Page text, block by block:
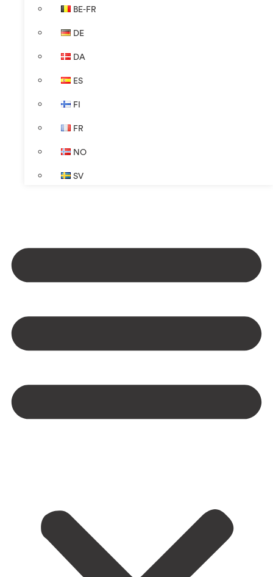
BE-FR
DE
DA
ES
FI
FR
NO
SV